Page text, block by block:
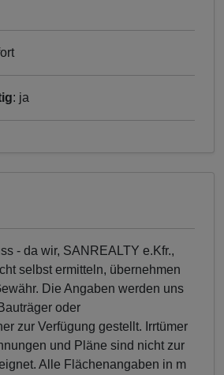
: ja
- da wir, SANREALTY e.Kfr.,
selbst ermitteln, übernehmen
Die Angaben werden uns
oder
zur Verfügung gestellt. Irrtümer
und Pläne sind nicht zur
Alle Flächenangaben in m